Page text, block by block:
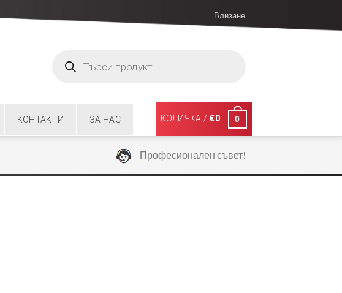
Влизане
search
КОНТАКТИ ЗА НАС КОЛИЧКА / €0 0
Професионален съвет!